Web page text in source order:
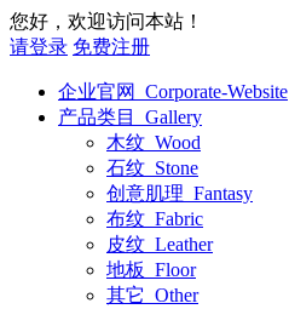
您好，欢迎访问本站！
请登录 免费注册
企业官网_Corporate-Website
产品类目_Gallery
木纹_Wood
石纹_Stone
创意肌理_Fantasy
布纹_Fabric
皮纹_Leather
地板_Floor
其它_Other